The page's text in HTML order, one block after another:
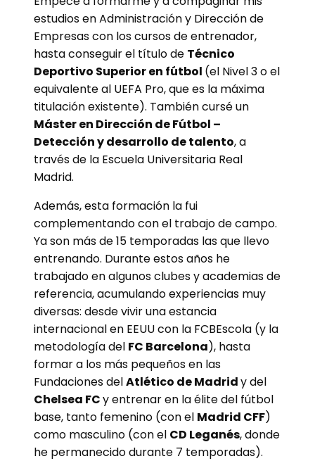
estudios en Administración y Dirección de
Empresas con los cursos de entrenador,
hasta conseguir el título de Técnico
Deportivo Superior en fútbol (el Nivel 3 o el
equivalente al UEFA Pro, que es la máxima
titulación existente). También cursé un
Máster en Dirección de Fútbol –
Detección y desarrollo de talento, a
través de la Escuela Universitaria Real
Madrid.
Además, esta formación la fui
complementando con el trabajo de campo.
Ya son más de 15 temporadas las que llevo
entrenando. Durante estos años he
trabajado en algunos clubes y academias de
referencia, acumulando experiencias muy
diversas: desde vivir una estancia
internacional en EEUU con la FCBEscola (y la
metodología del FC Barcelona), hasta
formar a los más pequeños en las
Fundaciones delAtlético de Madridy del
Chelsea FCy entrenar en la élite del fútbol
base, tanto femenino (con el Madrid CFF)
como masculino (con el CD Leganés, donde
he permanecido durante 7 temporadas).